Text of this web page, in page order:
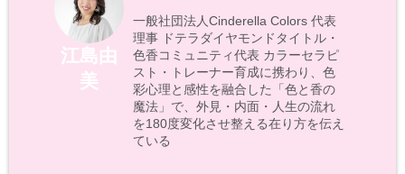
江島由
美
一般社団法人Cinderella Colors 代表
理事 ドテラダイヤモンドタイトル・
色香コミュニティ代表 カラーセラピ
スト・トレーナー育成に携わり、色
彩心理と感性を融合した「色と香の
魔法」で、外見・内面・人生の流れ
を180度変化させ整える在り方を伝え
ている